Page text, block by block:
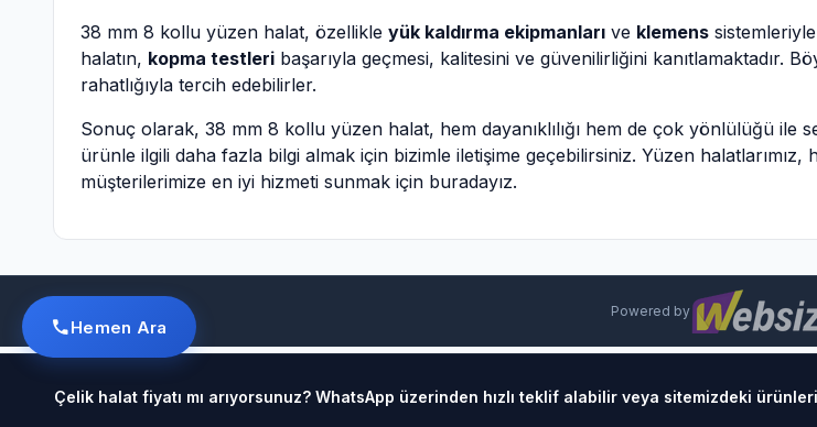
38 mm 8 kollu yüzen halat, özellikle yük kaldırma ekipmanları ve klemens
halatın, kopma testleri başarıyla geçmesi, kalitesini ve güvenilirliğini kanıtlamaktadır.
rahatlığıyla tercih edebilirler.
Sonuç olarak, 38 mm 8 kollu yüzen halat, hem dayanıklılığı hem de çok yönlülüğü ile
ürünle ilgili daha fazla bilgi almak için bizimle iletişime geçebilirsiniz. Yüzen
müşterilerimize en iyi hizmeti sunmak için buradayız.
Powered by
Çelik halat fiyatı mı arıyorsunuz? WhatsApp üzerinden hızlı teklif alabilir veya sitemizdeki ürünleri
Hemen Ara